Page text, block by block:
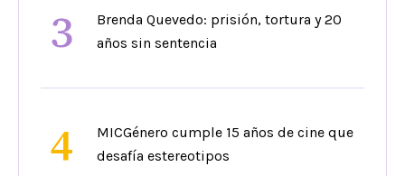
3
Brenda Quevedo: prisión, tortura y 20
años sin sentencia
4
MICGénero cumple 15 años de cine que
desafía estereotipos